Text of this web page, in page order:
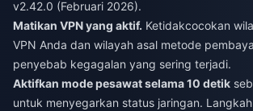
v2.42.0 (Februari 2026).
Matikan VPN yang aktif. Ketidakcocokan
VPN Anda dan wilayah asal metode
penyebab kegagalan yang sering terjadi.
Aktifkan mode pesawat selama 10 detik
untuk menyegarkan status jaringan. Langkah